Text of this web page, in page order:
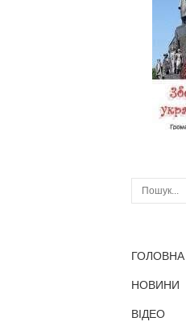
ГОЛОВНА
НОВИНИ
ВІДЕО